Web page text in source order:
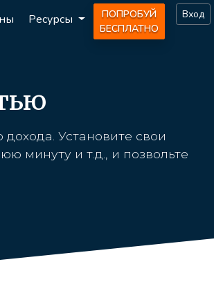
Ресурсы
ПОПРОБУЙ
БЕСПЛАТНО
Вход
Установите свои
минуту и т.д., и позвольте